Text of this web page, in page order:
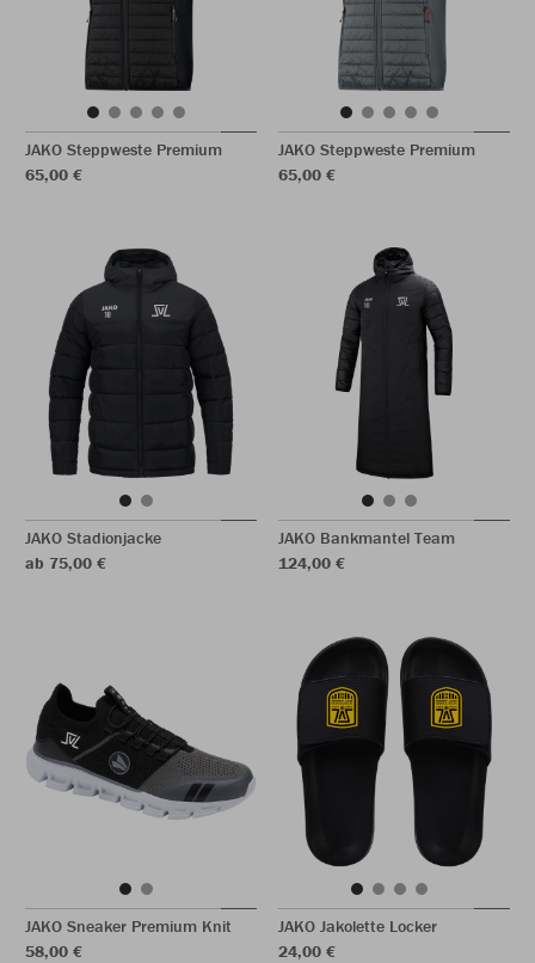
JAKO Steppweste Premium
65,00 €
JAKO Steppweste Premium
65,00 €
JAKO Stadionjacke
ab 75,00 €
JAKO Bankmantel Team
124,00 €
JAKO Sneaker Premium Knit
58,00 €
JAKO Jakolette Locker
24,00 €